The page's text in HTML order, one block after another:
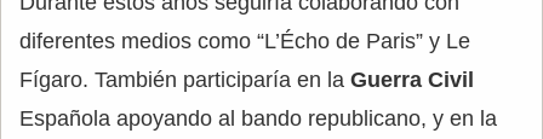
diferentes medios como “L’Écho de Paris” y Le
Fígaro. También participaría en la Guerra Civil
Española apoyando al bando republicano, y en la